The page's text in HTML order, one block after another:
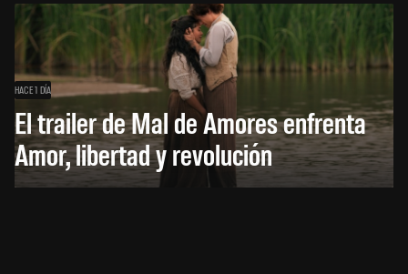
HACE 1 DÍA
El trailer de Mal de Amores enfrenta
Amor, libertad y revolución